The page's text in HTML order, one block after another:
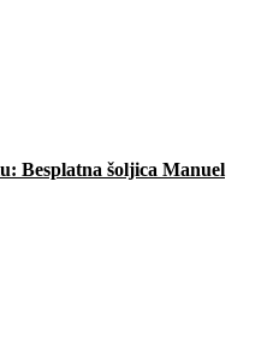
Besplatna šoljica Manuel